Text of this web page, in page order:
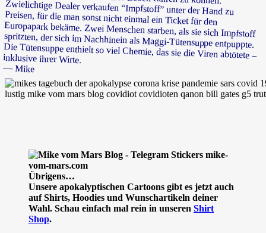
spritzten, der sich im Nachhinein als Maggi-Tütensuppe entpuppte.
Die Tütensuppe enthielt so viel Chemie, das sie die Viren abtötete –
inklusive ihrer Wirte.
— Mike
Übrigens…
Unsere apokalyptischen Cartoons gibt es jetzt auch
auf Shirts, Hoodies und Wunschartikeln deiner
Wahl. Schau einfach mal rein in unseren Shirt
Shop.